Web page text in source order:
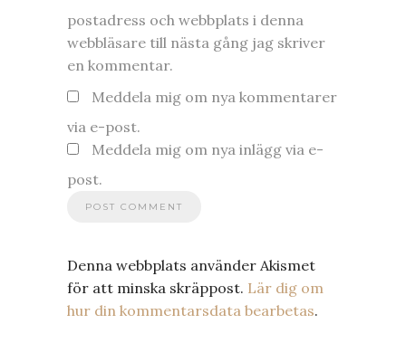
postadress och webbplats i denna
webbläsare till nästa gång jag skriver
en kommentar.
Meddela mig om nya kommentarer
via e-post.
Meddela mig om nya inlägg via e-
post.
Denna webbplats använder Akismet
för att minska skräppost. Lär dig om
hur din kommentarsdata bearbetas.